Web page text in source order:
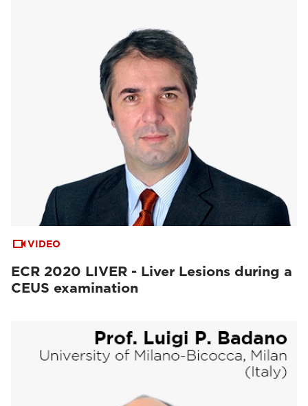
VIDEO
ECR 2020 LIVER - Liver Lesions during a
CEUS examination